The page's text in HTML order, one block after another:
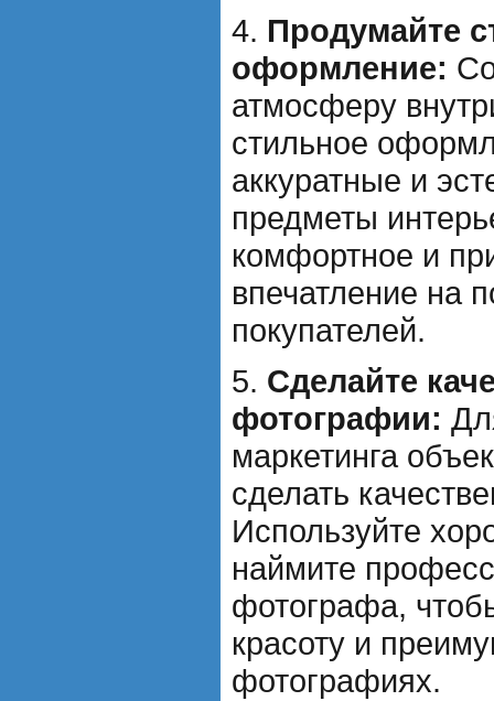
4. Продумайте
оформление:
атмосферу
стильное
аккуратные и
предметы
комфортное и
впечатление на
покупателей.
5. Сделайте
фотографии:
маркетинга
сделать
Используйте
наймите
фотографа,
красоту и
фотографиях.